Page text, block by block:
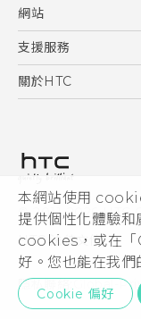
本網站使用
提供個性化體驗和
cookies，或在「
好。您也能在我們
Cookie 偏好
5G
智能手機
區塊鍊手機
網站
HTC Dev
HTC Research
支援服務
服務中心
關於HTC
私隱政策
產品安全
加入HTC
Security and
© 2011-2026 HTC
HTC 法律文件
隱私聯絡:Global-